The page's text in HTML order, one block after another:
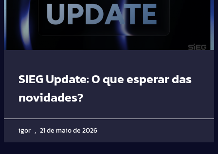
SIEG Update: O que esperar das
novidades?
igor 21 de maio de 2026